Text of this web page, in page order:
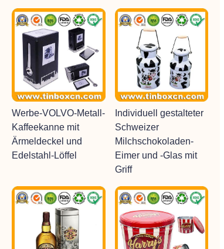
Werbe-VOLVO-Metall-
Kaffeekanne mit
Ärmeldeckel und
Edelstahl-Löffel
Individuell gestalteter
Schweizer
Milchschokoladen-
Eimer und -Glas mit
Griff